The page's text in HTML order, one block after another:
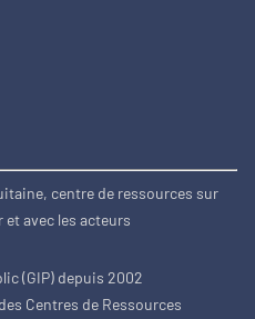
centre de ressources sur
avec les acteurs
(GIP) depuis 2002
Centres de Ressources